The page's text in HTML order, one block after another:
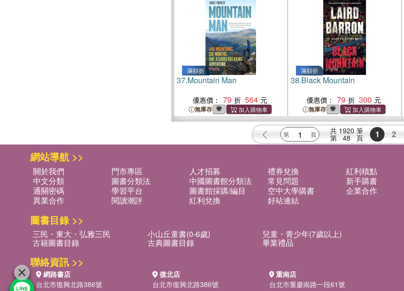
滿額折
37.Mountain Man
優惠價： 79 564
無庫存
滿額折
38.Black Mountain
優惠價： 79 300
無庫存
共 1920 筆
第 48 頁 1 2
網站導航 >>
關於我們 門市專區 人才招募 禮券兌換
紅利積點
中文分類
圖書分類法 中國圖書館分類法 常見問題
新手購書
通關密碼
學習平台 圖書館採購/編目 空中大學購書
企業合作
異業合作
閱讀潮評 紅利兌換 好站連結
圖書目錄 >>
三民・東大・弘雅三民 小山丘童書(0-6歲) 兒童・青少年(7歲以上)
古籍圖書目錄 古典圖書目錄 畢業禮品
聯絡資訊 >>
網路書店
台北市復興北路386號
復北店
台北市復興北路386號
重南店
台北市重慶南路一段61號